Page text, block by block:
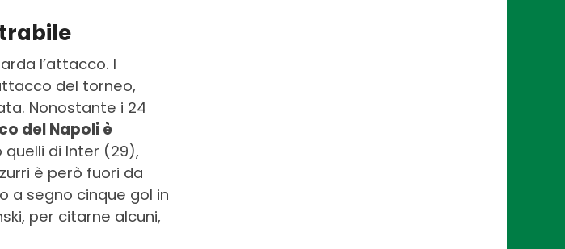
l’attacco. I
del torneo,
Nonostante i 24
del Napoli è
quelli di Inter (29),
è però fuori da
a segno cinque gol in
per citarne alcuni,